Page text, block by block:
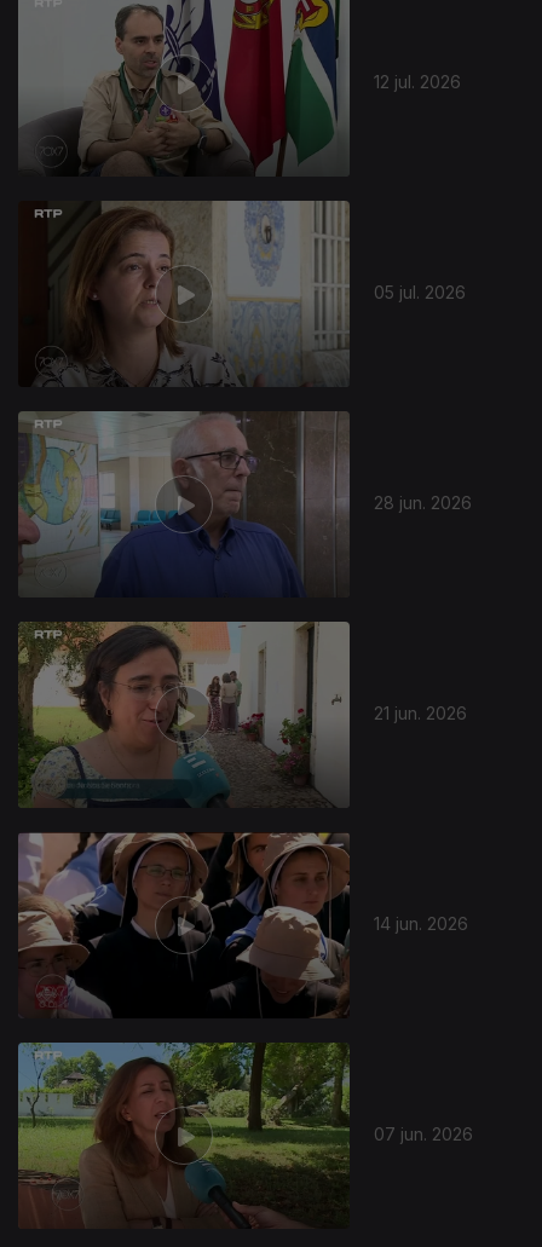
12 jul. 2026
05 jul. 2026
28 jun. 2026
21 jun. 2026
14 jun. 2026
07 jun. 2026